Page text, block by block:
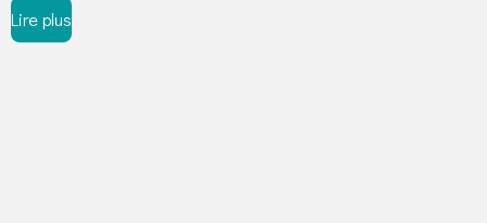
Lire plus